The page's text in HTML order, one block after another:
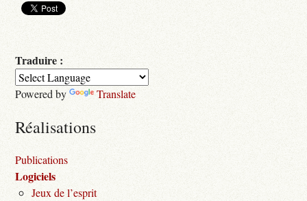
Traduire :
Powered by Translate
Réalisations
Publications
Logiciels
Jeux de l’esprit